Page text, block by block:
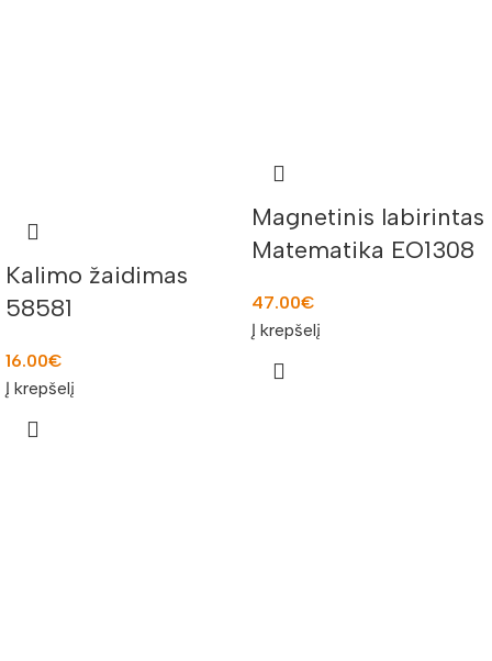
Kalimo žaidimas
58581
16.00€
Į krepšelį
Magnetinis labirintas
Matematika EO1308
47.00€
Į krepšelį